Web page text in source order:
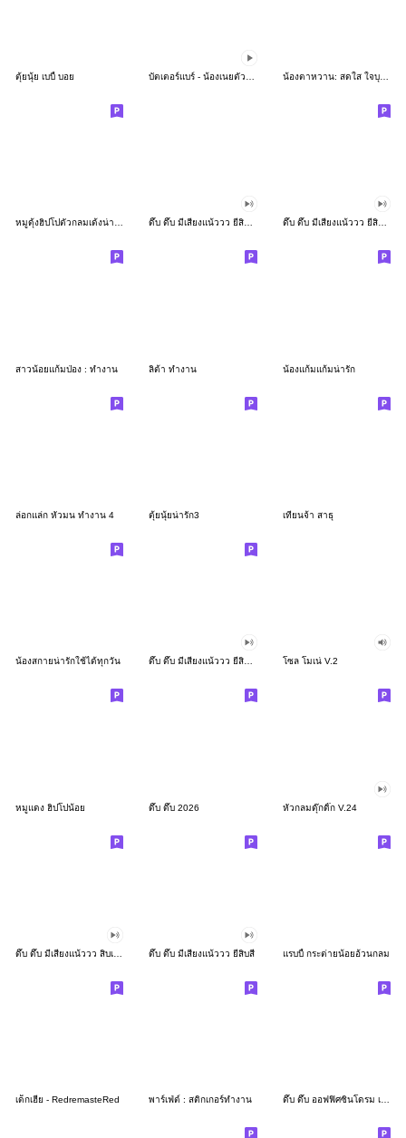
ตุ้ยนุ้ย เบบี้ บอย น้องตาหวาน: สดใส ใจบุญ (สีพาสเทล)
หมูดุ้งฮิปโปตัวกลมเด้งน่ารัก ดึ๊บ ดึ๊บ มีเสียงแน้ววว ยี่สิบเจ็ด ดึ๊บ ดึ๊บ มีเสียงแน้ววว ยี่สิบหก
สาวน้อยแก้มป่อง : ทำงาน ลิต้า ทำงาน น้องแก้มแก้มน่ารัก
ล่อกแล่ก หัวมน ทำงาน 4 ตุ้ยนุ้ยน่ารัก3 เทียนจ้า สาธุ
น้องสกายน่ารักใช้ได้ทุกวัน ดึ๊บ ดึ๊บ มีเสียงแน้ววว ยี่สิบสอง โซล โมเน่ V.2
หมูแดง ฮิปโปน้อย ดึ๊บ ดึ๊บ 2026 หัวกลมดุ๊กดิ๊ก V.24
ดึ๊บ ดึ๊บ มีเสียงแน้ววว ยี่สิบสี่ แรบบี้ กระต่ายน้อยอ้วนกลม
เด็กเฮีย - RedremasteRed พาร์เฟ่ต์ : สติกเกอร์ทำงาน ดึ๊บ ดึ๊บ ออฟฟิศซินโดรม เจ็ด